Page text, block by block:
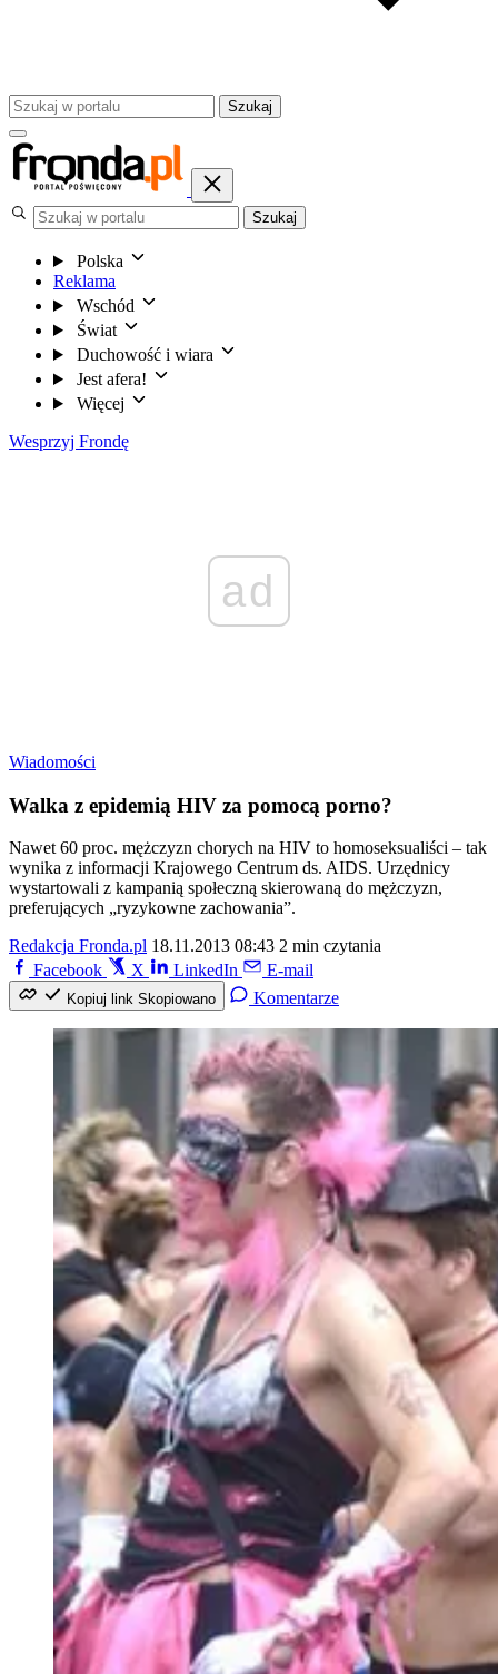
Szukaj
Szukaj
Polska
Reklama
Wschód
Świat
Duchowość i wiara
Jest afera!
Więcej
Wesprzyj Frondę
ad
Wiadomości
Walka z epidemią HIV za pomocą porno?
Nawet 60 proc. mężczyzn chorych na HIV to homoseksualiści – tak
wynika z informacji Krajowego Centrum ds. AIDS. Urzędnicy
wystartowali z kampanią społeczną skierowaną do mężczyzn,
preferujących „ryzykowne zachowania”.
Redakcja Fronda.pl 18.11.2013 08:43 2 min czytania
Facebook
X LinkedIn E-mail
Kopiuj link Skopiowano Komentarze